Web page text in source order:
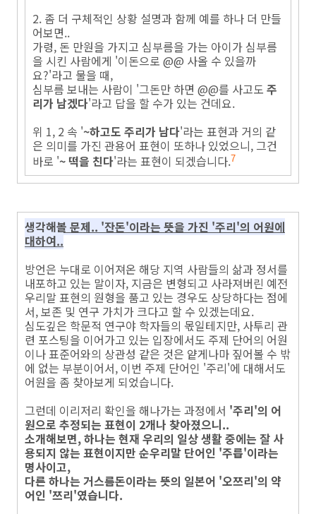
2. 좀 더 구체적인 상황 설명과 함께 예를 하나 더 만들
어보면..
가령, 돈 만원을 가지고 심부름을 가는 아이가 심부름
을 시킨 사람에게 '이돈으로 @@ 사올 수 있을까
요?'라고 물을 때,
심부름 보내는 사람이 '그돈만 하면 @@를 사고도 주
리가 남겠다'라고 답을 할 수가 있는 건데요.
위 1, 2 속 '~하고도 주리가 남다'라는 표현과 거의 같
은 의미를 가진 관용어 표현이 또하나 있었으니, 그건
바로 '~ 떡을 친다'라는 표현이 되겠습니다.7
생각해볼 문제.. '잔돈'이라는 뜻을 가진 '주리'의 어원에
대하여..
방언은 누대로 이어져온 해당 지역 사람들의 삶과 정서를
내포하고 있는 말이자, 지금은 변형되고 사라져버린 예전
우리말 표현의 원형을 품고 있는 경우도 상당하다는 점에
서, 보존 및 연구 가치가 크다고 할 수 있겠는데요.
심도깊은 학문적 연구야 학자들의 몫일테지만, 사투리 관
련 포스팅을 이어가고 있는 입장에서도 주제 단어의 어원
이나 표준어와의 상관성 같은 것은 얕게나마 짚어볼 수 밖
에 없는 부분이어서, 이번 주제 단어인 '주리'에 대해서도
어원을 좀 찾아보게 되었습니다.
그런데 이리저리 확인을 해나가는 과정에서 '주리'의 어
원으로 추정되는 표현이 2개나 찾아졌으니..
소개해보면, 하나는 현재 우리의 일상 생활 중에는 잘 사
용되지 않는 표현이지만 순우리말 단어인 '주릅'이라는
명사이고,
다른 하나는 거스름돈이라는 뜻의 일본어 '오쯔리'의 약
어인 '쯔리'였습니다.